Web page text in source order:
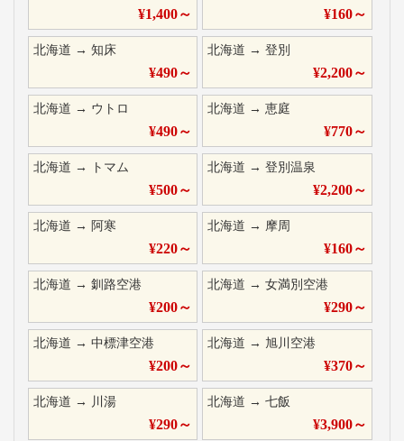
¥1,400～ ¥160～
北海道 → 知床
¥490～
北海道 →登別
¥2,200～
北海道 → ウトロ
¥490～
北海道 →恵庭
¥770～
北海道 → トマム
¥500～
北海道 →登別温泉
¥2,200～
北海道 → 阿寒
¥220～
北海道 → 摩周
¥160～
北海道 → 釧路空港
¥200～
北海道 →女満別空港
¥290～
北海道 → 中標津空港
¥200～
北海道 →旭川空港
¥370～
北海道 → 川湯
¥290～
北海道 →七飯
¥3,900～